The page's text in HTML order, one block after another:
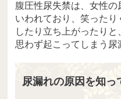
腹圧性尿失禁は、女性の
いわれており、笑った
したり立ち上がったり
思わず起こってしまう尿
尿漏れの原因を知っ